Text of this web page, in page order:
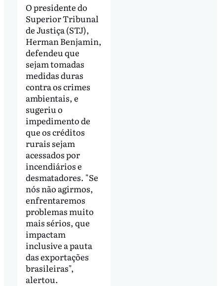
O presidente do
Superior Tribunal
de Justiça (STJ),
Herman Benjamin,
defendeu que
sejam tomadas
medidas duras
contra os crimes
ambientais, e
sugeriu o
impedimento de
que os créditos
rurais sejam
acessados por
incendiários e
desmatadores. "Se
nós não agirmos,
enfrentaremos
problemas muito
mais sérios, que
impactam
inclusive a pauta
das exportações
brasileiras",
alertou.